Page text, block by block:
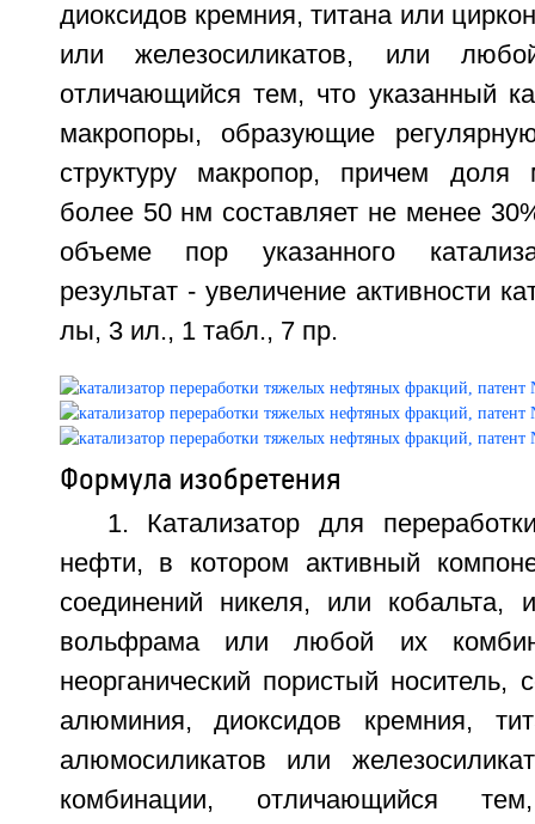
диоксидов кремния, титана или
или железосиликатов, или
отличающийся тем, что указанный
макропоры, образующие
структуру макропор, причем доля
более 50 нм составляет не менее
объеме пор указанного
результат - увеличение активности
лы, 3 ил., 1 табл., 7 пр.
Формула изобретения
1. Катализатор для
нефти, в котором активный
соединений никеля, или кобальта,
вольфрама или любой их
неорганический пористый носитель,
алюминия, диоксидов кремния,
алюмосиликатов или
комбинации, отличающийся